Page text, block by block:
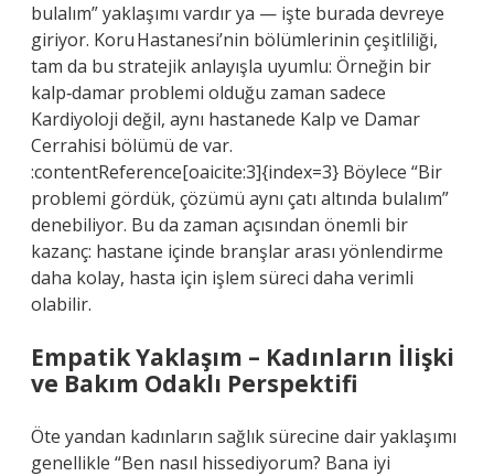
bulalım” yaklaşımı vardır ya — işte burada devreye
giriyor. Koru Hastanesi’nin bölümlerinin çeşitliliği,
tam da bu stratejik anlayışla uyumlu: Örneğin bir
kalp‑damar problemi olduğu zaman sadece
Kardiyoloji değil, aynı hastanede Kalp ve Damar
Cerrahisi bölümü de var.
:contentReference[oaicite:3]{index=3} Böylece “Bir
problemi gördük, çözümü aynı çatı altında bulalım”
denebiliyor. Bu da zaman açısından önemli bir
kazanç: hastane içinde branşlar arası yönlendirme
daha kolay, hasta için işlem süreci daha verimli
olabilir.
Empatik Yaklaşım – Kadınların İlişki
ve Bakım Odaklı Perspektifi
Öte yandan kadınların sağlık sürecine dair yaklaşımı
genellikle “Ben nasıl hissediyorum? Bana iyi